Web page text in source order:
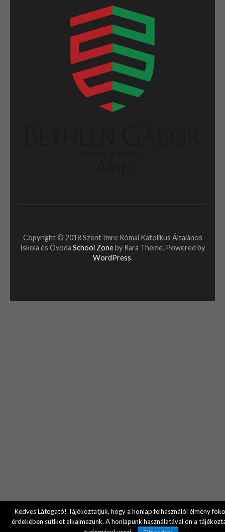
Copyright © 2018 Szent Imre Római Katolikus Általános
Iskola és Óvoda School Zoneby Rara Theme. Powered by
WordPress.
Kedves Látogató! Tájékoztatjuk, hogy a honlap felhasználói élmény
érdekében sütiket alkalmazunk. A honlapunk használatával ön a